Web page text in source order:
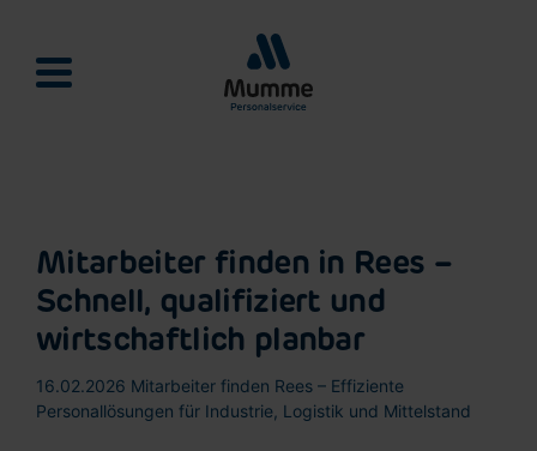
Mumme Personalservie
Mitarbeiter finden in Rees –
Schnell, qualifiziert und
wirtschaftlich planbar
16.02.2026 Mitarbeiter finden Rees – Effiziente
Personallösungen für Industrie, Logistik und Mittelstand